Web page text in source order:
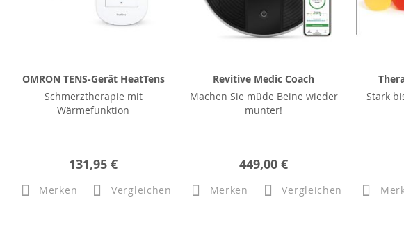
OMRON TENS-Gerät HeatTens
Schmerztherapie mit
Wärmefunktion
131,95 €
Merken Vergleichen
Revitive Medic Coach
Machen Sie müde Beine wieder
munter!
449,00 €
Merken Vergleichen
Stark